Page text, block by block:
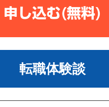
申し込む(無料)
転職体験談